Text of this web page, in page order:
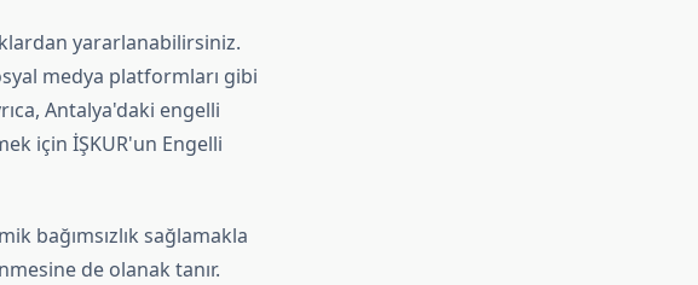
yararlanabilirsiniz.
medya platformları gibi
Antalya'daki engelli
için İŞKUR'un Engelli
bağımsızlık sağlamakla
de olanak tanır.